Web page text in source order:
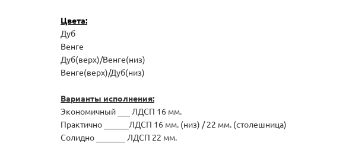
Цвета:
Дуб
Венге
Дуб(верх)/Венге(низ)
Венге(верх)/Дуб(низ)
Варианты исполнения:
Экономичный ___ ЛДСП 16 мм.
Практично ______ЛДСП 16 мм. (низ) / 22 мм. (столешница)
Солидно _______ ЛДСП 22 мм.